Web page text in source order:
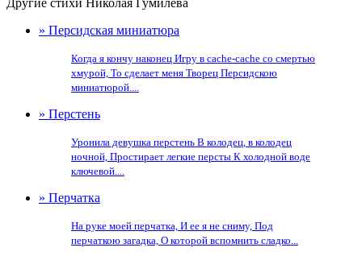
Другие стихи Николая Гумилева
» Персидская миниатюра
Когда я кончу наконец Игру в cache-cache со смертью
хмурой, То сделает меня Творец Персидскою
миниатюрой....
» Перстень
Уронила девушка перстень В колодец, в колодец
ночной, Простирает легкие персты К холодной воде
ключевой....
» Перчатка
На руке моей перчатка, И ее я не сниму, Под
перчаткою загадка, О которой вспомнить сладко...